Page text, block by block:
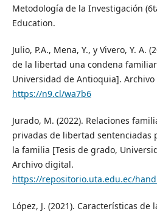
Metodología de la Investigación
Education.
Julio, P.A., Mena, Y., y Vivero, Y. A.
de la libertad una condena
Universidad de Antioquia].
https://n9.cl/wa7b6
Jurado, M. (2022). Relaciones
privadas de libertad sentenciadas
la familia [Tesis de grado,
Archivo digital.
https://repositorio.uta.edu.ec/
López, J. (2021). Características de